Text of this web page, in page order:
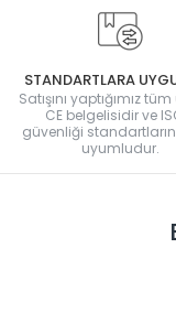
STANDARTLARA
Satışını yaptığımız
CE belgelisidir ve
güvenliği
uyumludur.